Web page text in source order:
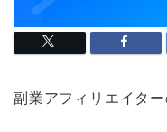
副業アフィリエイター